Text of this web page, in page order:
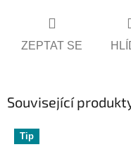
ZEPTAT SE
Související
Tip